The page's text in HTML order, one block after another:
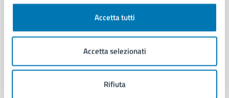
Accetta tutti
Accetta selezionati
Rifiuta
Autorizzazioni
Documenti e certificati
Giustizia e sicurezza pubblica
Imprese e commercio
Salute, benessere e assistenza